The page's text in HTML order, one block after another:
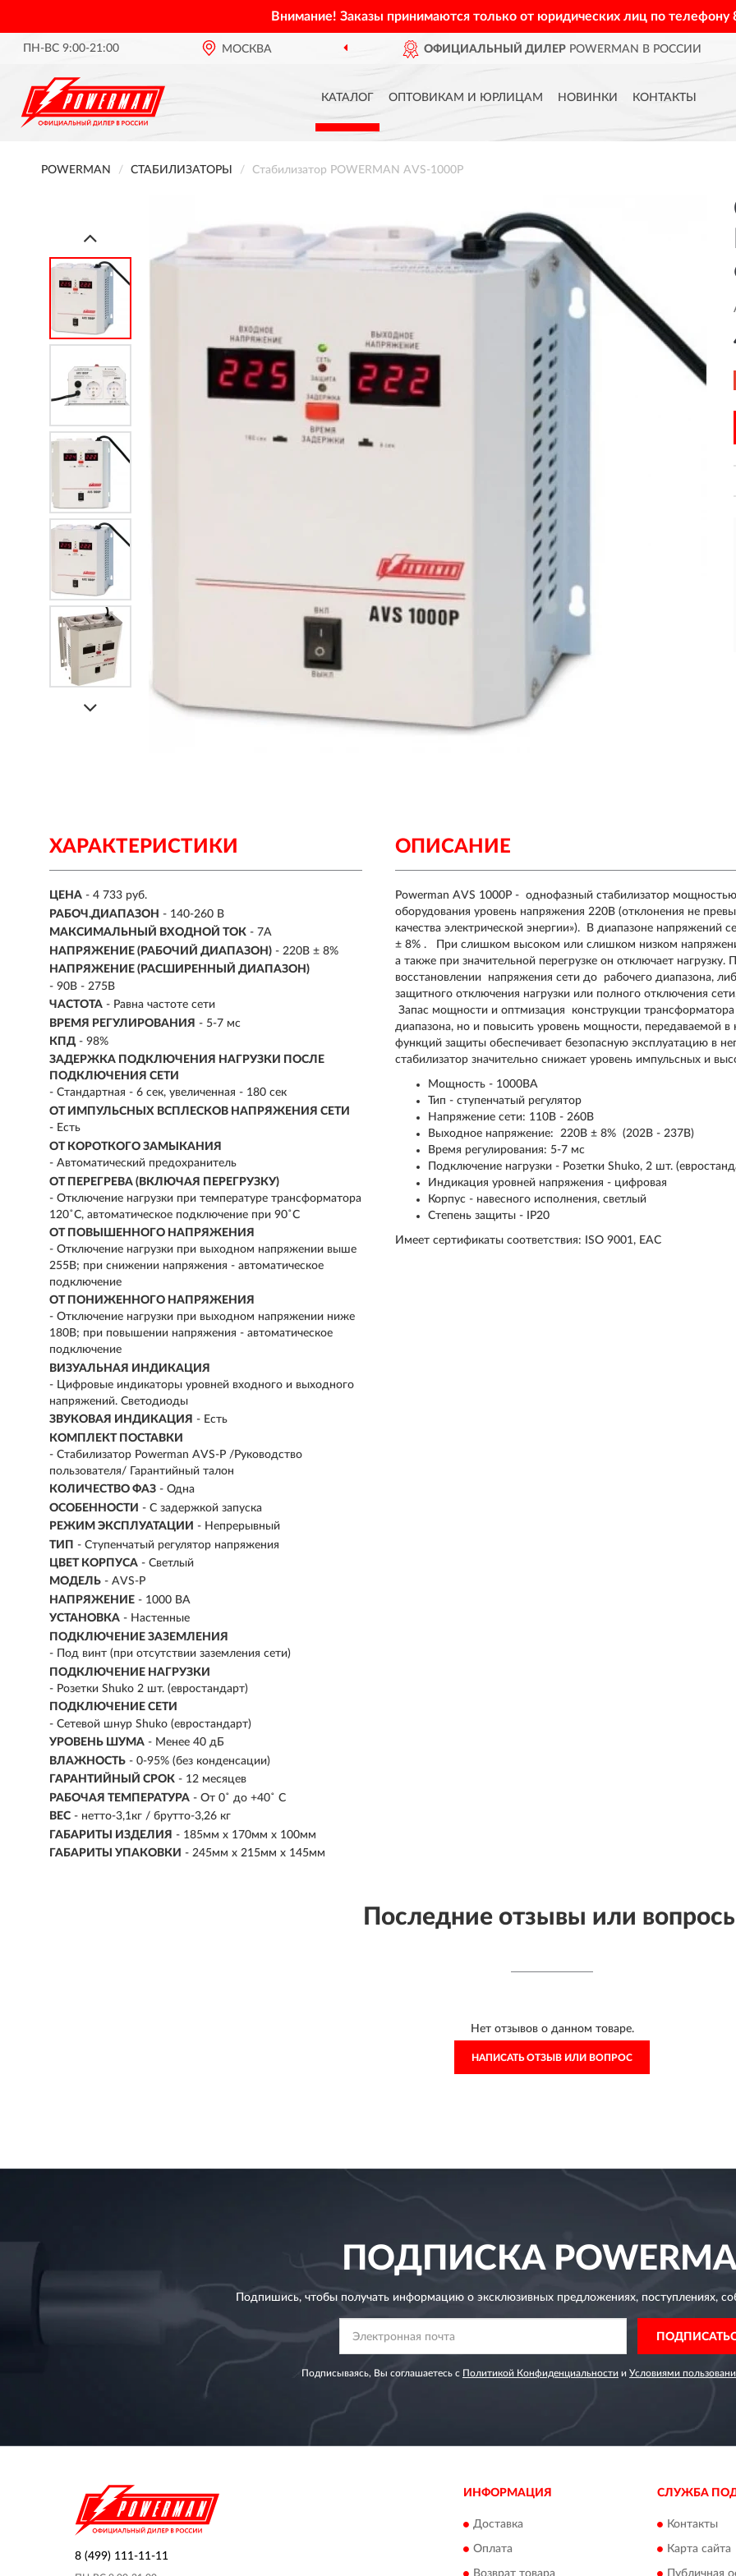
Внимание! Заказы принимаются только от юридических лиц по телефону
ПН-ВС 9:00-21:00 МОСКВА ОФИЦИАЛЬНЫЙ ДИЛЕРPOWERMAN В РОССИИ
КАТАЛОГ ОПТОВИКАМ И ЮРЛИЦАМ НОВИНКИ КОНТАКТЫ
POWERMAN СТАБИЛИЗАТОРЫ Стабилизатор POWERMAN AVS-1000P
ХАРАКТЕРИСТИКИ
ЦЕНА - 4 733 руб.
РАБОЧ.ДИАПАЗОН - 140-260 В
МАКСИМАЛЬНЫЙ ВХОДНОЙ ТОК - 7А
НАПРЯЖЕНИЕ (РАБОЧИЙ ДИАПАЗОН) - 220В ± 8%
НАПРЯЖЕНИЕ (РАСШИРЕННЫЙ ДИАПАЗОН)
- 90В - 275В
ЧАСТОТА - Равна частоте сети
ВРЕМЯ РЕГУЛИРОВАНИЯ - 5-7 мс
КПД - 98%
ЗАДЕРЖКА ПОДКЛЮЧЕНИЯ НАГРУЗКИ ПОСЛЕ
ПОДКЛЮЧЕНИЯ СЕТИ
- Стандартная - 6 сек, увеличенная - 180 сек
ОТ ИМПУЛЬСНЫХ ВСПЛЕСКОВ НАПРЯЖЕНИЯ СЕТИ
- Есть
ОТ КОРОТКОГО ЗАМЫКАНИЯ
- Автоматический предохранитель
ОТ ПЕРЕГРЕВА (ВКЛЮЧАЯ ПЕРЕГРУЗКУ)
- Отключение нагрузки при температуре трансформатора
120˚С, автоматическое подключение при 90˚С
ОТ ПОВЫШЕННОГО НАПРЯЖЕНИЯ
- Отключение нагрузки при выходном напряжении выше
255В; при снижении напряжения - автоматическое
подключение
ОТ ПОНИЖЕННОГО НАПРЯЖЕНИЯ
- Отключение нагрузки при выходном напряжении ниже
180В; при повышении напряжения - автоматическое
подключение
ВИЗУАЛЬНАЯ ИНДИКАЦИЯ
- Цифровые индикаторы уровней входного и выходного
напряжений. Светодиоды
ЗВУКОВАЯ ИНДИКАЦИЯ - Есть
КОМПЛЕКТ ПОСТАВКИ
- Стабилизатор Powerman AVS-P /Руководство
пользователя/ Гарантийный талон
КОЛИЧЕСТВО ФАЗ - Одна
ОСОБЕННОСТИ - С задержкой запуска
РЕЖИМ ЭКСПЛУАТАЦИИ - Непрерывный
ТИП - Ступенчатый регулятор напряжения
ЦВЕТ КОРПУСА - Светлый
МОДЕЛЬ - AVS-P
НАПРЯЖЕНИЕ - 1000 ВА
УСТАНОВКА - Настенные
ПОДКЛЮЧЕНИЕ ЗАЗЕМЛЕНИЯ
- Под винт (при отсутствии заземления сети)
ПОДКЛЮЧЕНИЕ НАГРУЗКИ
- Розетки Shuko 2 шт. (евростандарт)
ПОДКЛЮЧЕНИЕ СЕТИ
- Сетевой шнур Shuko (евростандарт)
УРОВЕНЬ ШУМА - Менее 40 дБ
ВЛАЖНОСТЬ - 0-95% (без конденсации)
ГАРАНТИЙНЫЙ СРОК - 12 месяцев
РАБОЧАЯ ТЕМПЕРАТУРА - От 0˚ до +40˚ С
ВЕС - нетто-3,1кг / брутто-3,26 кг
ГАБАРИТЫ ИЗДЕЛИЯ - 185мм х 170мм х 100мм
ГАБАРИТЫ УПАКОВКИ - 245мм х 215мм х 145мм
ОПИСАНИЕ
Powerman AVS 1000P - однофазный стабилизатор
оборудования уровень напряжения 220В (отклонения не
качества электрической энергии»). В диапазоне
± 8% . При слишком высоком или слишком низком
а также при значительной перегрузке он отключает
восстановлении напряжения сети до рабочего диапазона,
защитного отключения нагрузки или полного отключения
Запас мощности и оптмизация конструкции трансформатора
диапазона, но и повысить уровень мощности, передаваемой
функций защиты обеспечивает безопасную эксплуатацию в
стабилизатор значительно снижает уровень импульсных и
Мощность - 1000ВА
Тип - ступенчатый регулятор
Напряжение сети: 110В - 260В
Выходное напряжение: 220В ± 8% (202В - 237В)
Время регулирования: 5-7 мс
Подключение нагрузки - Розетки Shuko, 2 шт.
Индикация уровней напряжения - цифровая
Корпус - навесного исполнения, светлый
Cтепень защиты - IP20
Имеет сертификаты соответствия: ISO 9001, ЕАС
Последние отзывы или
Нет отзывов о данном товаре.
НАПИСАТЬ ОТЗЫВ ИЛИ ВОПРОС
ПОДПИСКА
Подпишись, чтобы получать информацию о эксклюзивных предложениях,поступлениях,
Подписываясь, Вы соглашаетесь с Политикой Конфиденциальности и Условиями
8 (499) 111-11-11
ИНФОРМАЦИЯ
Доставка
Оплата
СЛУЖБА
Контакты
Карта сайта